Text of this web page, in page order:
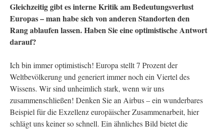
Gleichzeitig gibt es interne Kritik am Bedeutungsverlust
Europas – man habe sich von anderen Standorten den
Rang ablaufen lassen. Haben Sie eine optimistische Antwort
darauf?
Ich bin immer optimistisch! Europa stellt 7 Prozent der
Weltbevölkerung und generiert immer noch ein Viertel des
Wissens. Wir sind unheimlich stark, wenn wir uns
zusammenschließen! Denken Sie an Airbus – ein wunderbares
Beispiel für die Exzellenz europäischer Zusammenarbeit, hier
schlägt uns keiner so schnell. Ein ähnliches Bild bietet die